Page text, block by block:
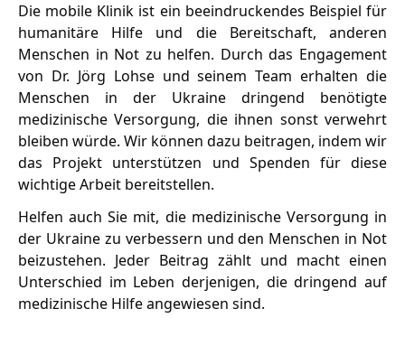
Die mobile Klinik ist ein beeindruckendes Beispiel für
humanitäre Hilfe und die Bereitschaft, anderen
Menschen in Not zu helfen. Durch das Engagement
von Dr. Jörg Lohse und seinem Team erhalten die
Menschen in der Ukraine dringend benötigte
medizinische Versorgung, die ihnen sonst verwehrt
bleiben würde. Wir können dazu beitragen, indem wir
das Projekt unterstützen und Spenden für diese
wichtige Arbeit bereitstellen.
Helfen auch Sie mit, die medizinische Versorgung in
der Ukraine zu verbessern und den Menschen in Not
beizustehen. Jeder Beitrag zählt und macht einen
Unterschied im Leben derjenigen, die dringend auf
medizinische Hilfe angewiesen sind.